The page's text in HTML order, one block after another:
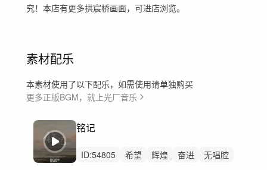
究！本店有更多拱宸桥画面，可进店浏览。
素材配乐
本素材使用了以下配乐，如需使用请单独购买
更多正版BGM，就上光厂音乐
铭记
ID:54805 希望 辉煌 奋进
无唱腔